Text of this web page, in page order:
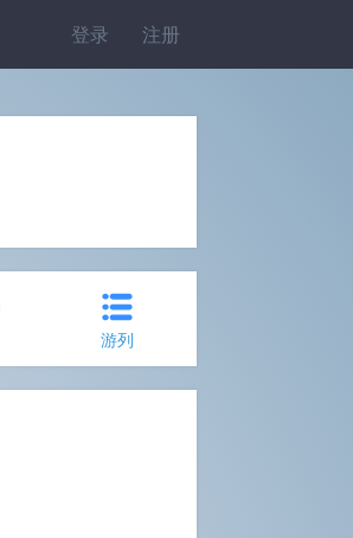
登录 注册
游列